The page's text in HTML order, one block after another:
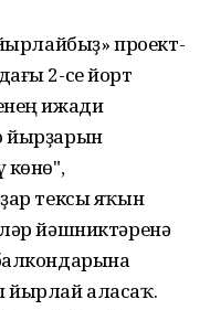
проект-
2-се йорт
ижади
йырҙарын
көнө",
тексы яҡын
йәшниктәренә
йырлай аласаҡ.